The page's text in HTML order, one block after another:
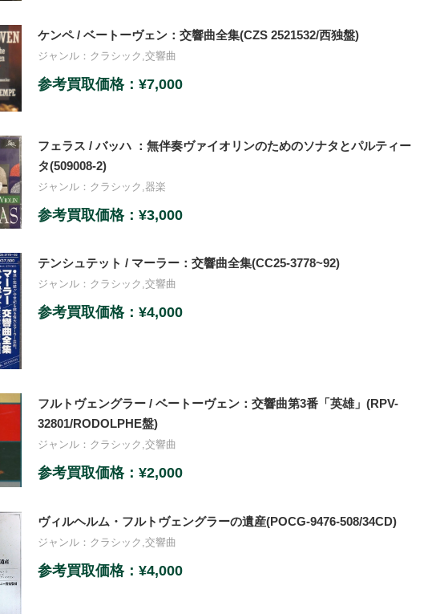
ケンペ / ベートーヴェン：交響曲全集(CZS 2521532/西独盤)
ジャンル： クラシック ,交響曲
参考買取価格：¥7,000
フェラス / バッハ ：無伴奏ヴァイオリンのためのソナタとパルティー
タ(509008-2)
ジャンル： クラシック 器楽
参考買取価格：¥3,000
テンシュテット / マーラー：交響曲全集(CC25-3778~92)
ジャンル： クラシック ,交響曲
参考買取価格：¥4,000
フルトヴェングラー / ベートーヴェン：交響曲第3番「英雄」(RPV-
32801/RODOLPHE盤)
ジャンル： クラシック ,交響曲
参考買取価格：¥2,000
ヴィルヘルム・フルトヴェングラーの遺産(POCG-9476-508/34CD)
ジャンル： クラシック ,交響曲
参考買取価格：¥4,000